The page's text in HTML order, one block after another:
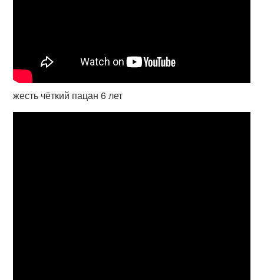
жесть чёткий пацан 6 лет